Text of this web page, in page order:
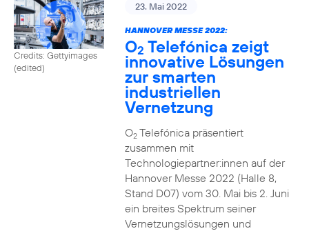
Credits: Gettyimages
(edited)
23. Mai 2022
HANNOVER MESSE 2022:
O2 Telefónica zeigt
innovative Lösungen
zur smarten
industriellen
Vernetzung
O2Telefónica präsentiert
zusammen mit
Technologiepartner:innen auf der
Hannover Messe 2022 (Halle 8,
Stand D07) vom 30. Mai bis 2. Juni
ein breites Spektrum seiner
Vernetzungslösungen und